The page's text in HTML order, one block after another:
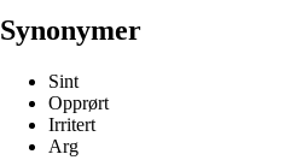
Synonymer
Sint
Opprørt
Irritert
Arg